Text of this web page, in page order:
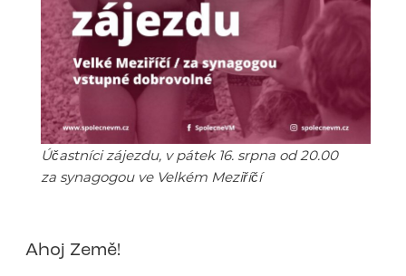
Účastníci zájezdu, v pátek 16. srpna od 20.00
za synagogou ve Velkém Meziříčí
Ahoj Země!